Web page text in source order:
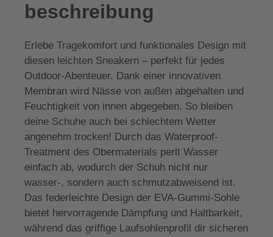
beschreibung
Erlebe Tragekomfort und funktionales Design mit
diesen leichten Sneakern – perfekt für jedes
Outdoor-Abenteuer. Dank einer innovativen
Membran wird Nässe von außen abgehalten und
Feuchtigkeit von innen abgegeben. So bleiben
deine Schuhe auch bei schlechtem Wetter
angenehm trocken! Durch das Waterproof-
Treatment des Obermaterials perlt Wasser
einfach ab, wodurch der Schuh nicht nur
wasser-, sondern auch schmutzabweisend ist.
Das federleichte Design der EVA-Gummi-Sohle
bietet hervorragende Dämpfung und Haltbarkeit,
während das griffige Laufsohlenprofil dir sicheren